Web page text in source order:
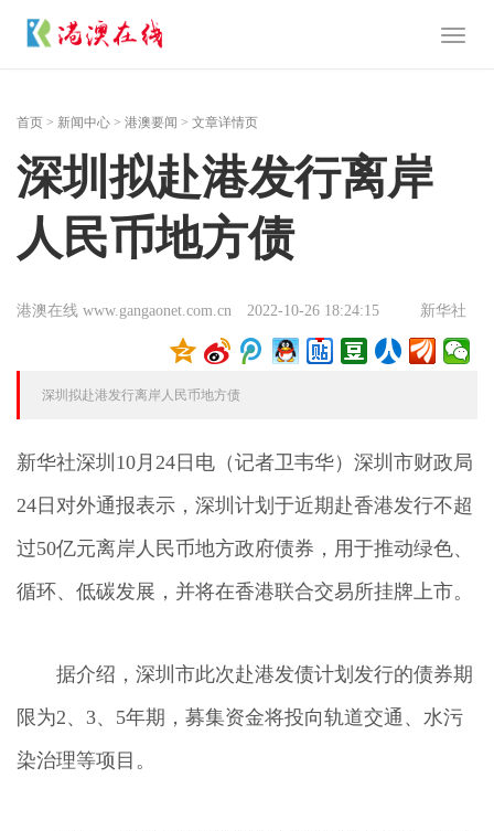
Toggle
首页 > 新闻中心 > 港澳要闻 > 文章详情页
深圳拟赴港发行离岸
人民币地方债
港澳在线 www.gangaonet.com.cn 2022-10-26 18:24:15 新华社
深圳拟赴港发行离岸人民币地方债
新华社深圳10月24日电（记者卫韦华）深圳市财政局
24日对外通报表示，深圳计划于近期赴香港发行不超
过50亿元离岸人民币地方政府债券，用于推动绿色、
循环、低碳发展，并将在香港联合交易所挂牌上市。
据介绍，深圳市此次赴港发债计划发行的债券期
限为2、3、5年期，募集资金将投向轨道交通、水污
染治理等项目。